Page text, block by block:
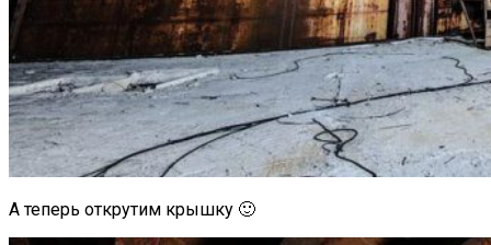
А теперь открутим крышку 🙂